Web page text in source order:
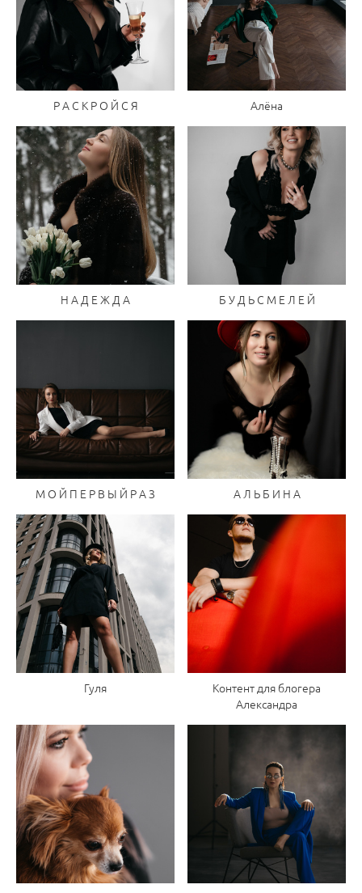
Р А С К Р О Й С Я Алёна
Н А Д Е Ж Д А Б У Д Ь С М Е Л Е Й
М О Й П Е Р В Ы Й Р А З А Л Ь Б И Н А
Гуля
Контент для блогера
Александра